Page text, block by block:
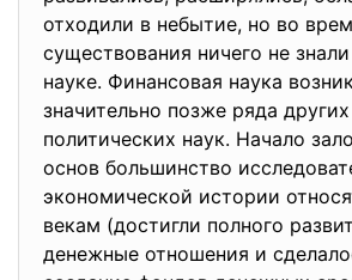
отходили в небытие, но во
существования ничего не
науке. Финансовая наука
значительно позже ряда
политических наук. Начало
основ большинство
экономической истории
векам (достигли полного
денежные отношения и